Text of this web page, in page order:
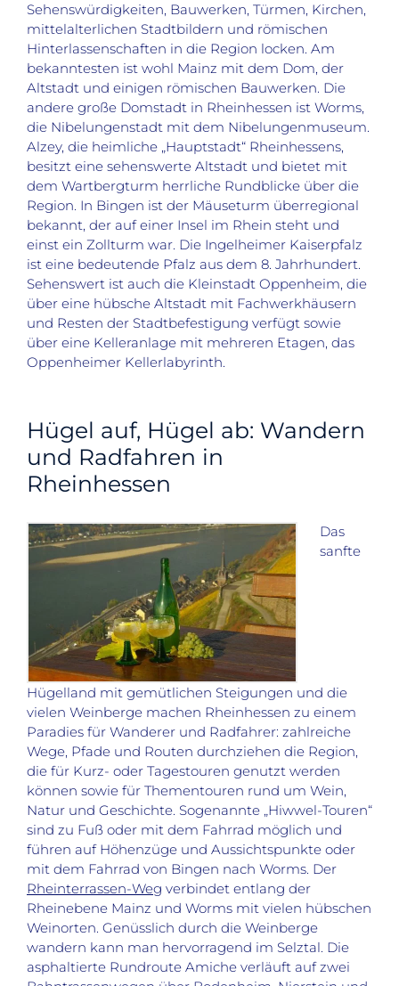
Sehenswürdigkeiten, Bauwerken, Türmen, Kirchen,
mittelalterlichen Stadtbildern und römischen
Hinterlassenschaften in die Region locken. Am
bekanntesten ist wohl Mainz mit dem Dom, der
Altstadt und einigen römischen Bauwerken. Die
andere große Domstadt in Rheinhessen ist Worms,
die Nibelungenstadt mit dem Nibelungenmuseum.
Alzey, die heimliche „Hauptstadt“ Rheinhessens,
besitzt eine sehenswerte Altstadt und bietet mit
dem Wartbergturm herrliche Rundblicke über die
Region. In Bingen ist der Mäuseturm überregional
bekannt, der auf einer Insel im Rhein steht und
einst ein Zollturm war. Die Ingelheimer Kaiserpfalz
ist eine bedeutende Pfalz aus dem 8. Jahrhundert.
Sehenswert ist auch die Kleinstadt Oppenheim, die
über eine hübsche Altstadt mit Fachwerkhäusern
und Resten der Stadtbefestigung verfügt sowie
über eine Kelleranlage mit mehreren Etagen, das
Oppenheimer Kellerlabyrinth.
Hügel auf, Hügel ab: Wandern
und Radfahren in
Rheinhessen
Das
sanfte
Hügelland mit gemütlichen Steigungen und die
vielen Weinberge machen Rheinhessen zu einem
Paradies für Wanderer und Radfahrer: zahlreiche
Wege, Pfade und Routen durchziehen die Region,
die für Kurz- oder Tagestouren genutzt werden
können sowie für Thementouren rund um Wein,
Natur und Geschichte. Sogenannte „Hiwwel-Touren“
sind zu Fuß oder mit dem Fahrrad möglich und
führen auf Höhenzüge und Aussichtspunkte oder
mit dem Fahrrad von Bingen nach Worms. Der
Rheinterrassen-Weg verbindet entlang der
Rheinebene Mainz und Worms mit vielen hübschen
Weinorten. Genüsslich durch die Weinberge
wandern kann man hervorragend im Selztal. Die
asphaltierte Rundroute Amiche verläuft auf zwei